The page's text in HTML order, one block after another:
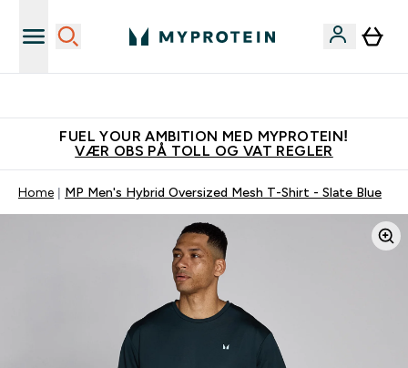
FUEL YOUR AMBITION MED MYPROTEIN!
VÆR OBS PÅ TOLL OG VAT REGLER
Home MP Men's Hybrid Oversized Mesh T-Shirt - Slate Blue